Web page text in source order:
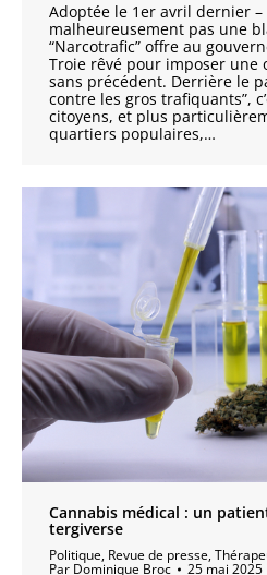
Adoptée le 1er avril dernier –
malheureusement pas une
“Narcotrafic” offre au
Troie rêvé pour imposer une
sans précédent. Derrière le
contre les gros trafiquants”,
citoyens, et plus
quartiers populaires,…
Cannabis médical : un
tergiverse
Politique, Revue de presse,
Par Dominique Broc 25 mai 2025